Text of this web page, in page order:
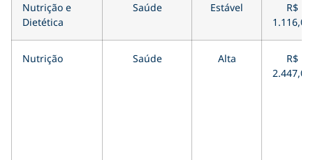
Nutrição e
Dietética
Saúde Estável
R$
1.116,00
Nutrição Saúde Alta
R$
2.447,00